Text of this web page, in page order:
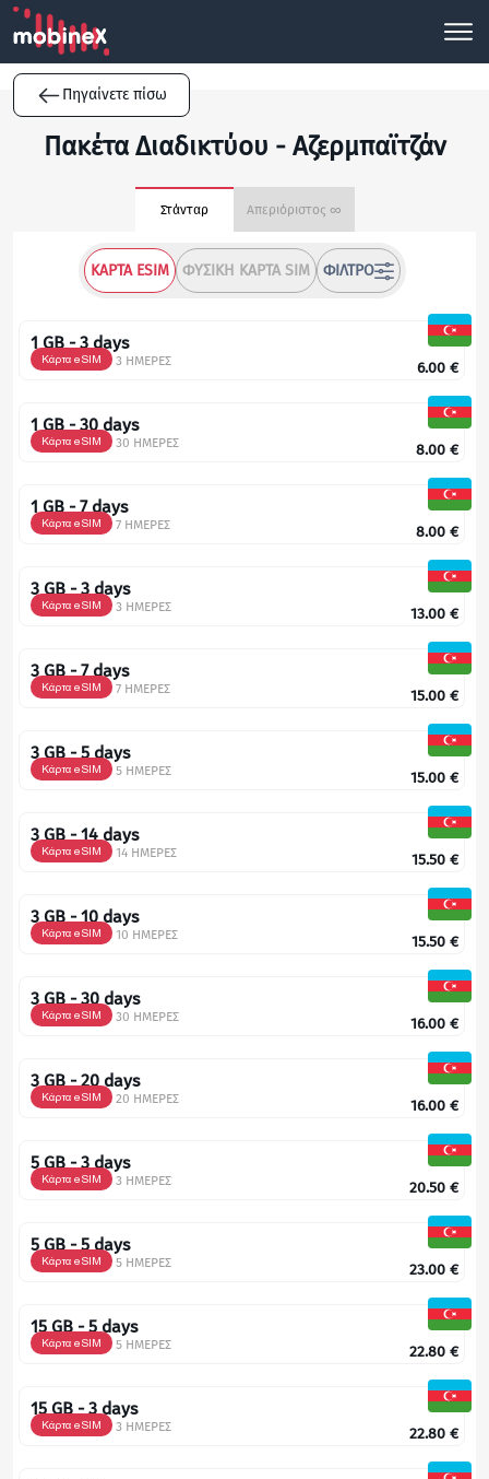
Πηγαίνετε πίσω
Πακέτα Διαδικτύου - Αζερμπαϊτζάν
Στάνταρ Απεριόριστος ∞
ΚΆΡΤΑ ESIM ΦΥΣΙΚΉ ΚΆΡΤΑ SIM ΦΊΛΤΡΟ
1 GB - 3 days
Κάρτα eSIM 3 ΗΜΕΡΕΣ 6.00 €
1 GB - 30 days
Κάρτα eSIM 30 ΗΜΕΡΕΣ 8.00 €
1 GB - 7 days
Κάρτα eSIM 7 ΗΜΕΡΕΣ 8.00 €
3 GB - 3 days
Κάρτα eSIM 3 ΗΜΕΡΕΣ 13.00 €
3 GB - 7 days
Κάρτα eSIM 7 ΗΜΕΡΕΣ 15.00 €
3 GB - 5 days
Κάρτα eSIM 5 ΗΜΕΡΕΣ 15.00 €
3 GB - 14 days
Κάρτα eSIM 14 ΗΜΕΡΕΣ 15.50 €
3 GB - 10 days
Κάρτα eSIM 10 ΗΜΕΡΕΣ 15.50 €
3 GB - 30 days
Κάρτα eSIM 30 ΗΜΕΡΕΣ 16.00 €
3 GB - 20 days
Κάρτα eSIM 20 ΗΜΕΡΕΣ 16.00 €
5 GB - 3 days
Κάρτα eSIM 3 ΗΜΕΡΕΣ 20.50 €
5 GB - 5 days
Κάρτα eSIM 5 ΗΜΕΡΕΣ 23.00 €
15 GB - 5 days
Κάρτα eSIM 5 ΗΜΕΡΕΣ 22.80 €
15 GB - 3 days
Κάρτα eSIM 3 ΗΜΕΡΕΣ 22.80 €